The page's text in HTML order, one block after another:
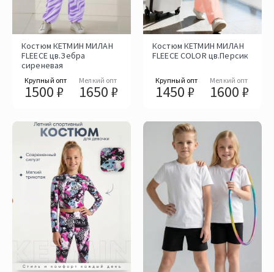
Костюм КЕТМИН МИЛАН
FLEECE цв.Зебра
сиреневая
Крупный опт
1500 ₽
Мелкий опт
1650 ₽
Костюм КЕТМИН МИЛАН
FLEECE COLOR цв.Персик
Крупный опт
1450 ₽
Мелкий опт
1600 ₽